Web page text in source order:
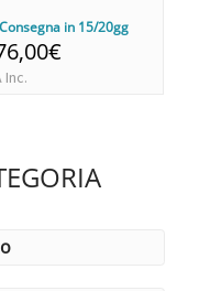
Consegna in 15/20gg
Inc.